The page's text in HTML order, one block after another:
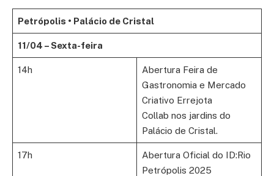
Petrópolis • Palácio de Cristal
11/04 – Sexta-feira
14h
Abertura Feira de
Gastronomia e Mercado
Criativo Errejota
Collab nos jardins do
Palácio de Cristal.
17h
Abertura Oficial do ID:Rio
Petrópolis 2025